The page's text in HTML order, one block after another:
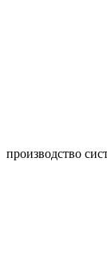
производство